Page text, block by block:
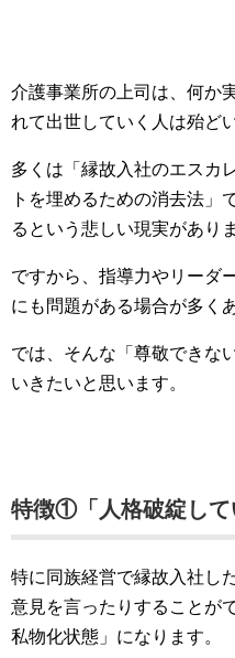
介護事業所の上司は、何か
れて出世していく人は殆ど
多くは「縁故入社のエスカ
トを埋めるための消去法」
るという悲しい現実があり
ですから、指導力やリーダ
にも問題がある場合が多く
では、そんな「尊敬できな
いきたいと思います。
特徴①「人格破綻して
特に同族経営で縁故入社し
意見を言ったりすることが
私物化状態」になります。